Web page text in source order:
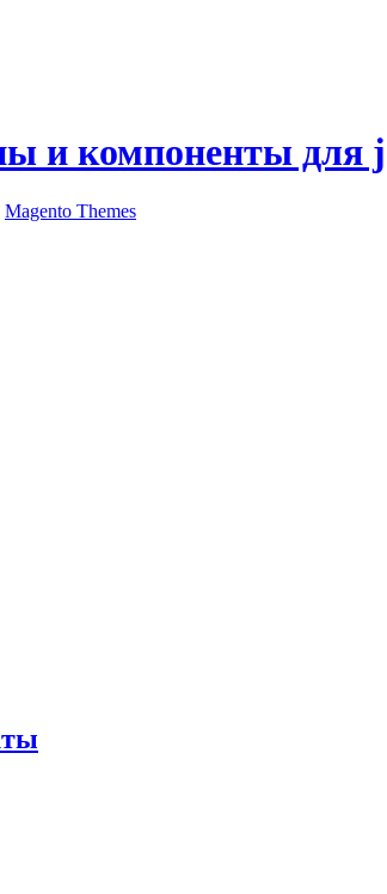
и компоненты для
Magento Themes